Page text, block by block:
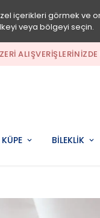
içerikleri görmek ve
veya bölgeyi seçin.
KÜPE BİLEKLİK